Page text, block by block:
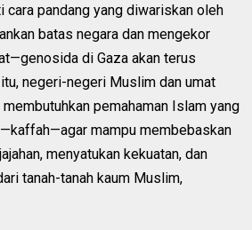
cara pandang yang diwariskan oleh
batas negara dan mengekor
di Gaza akan terus
negeri-negeri Muslim dan umat
pemahaman Islam yang
mampu membebaskan
menyatukan kekuatan, dan
tanah-tanah kaum Muslim,